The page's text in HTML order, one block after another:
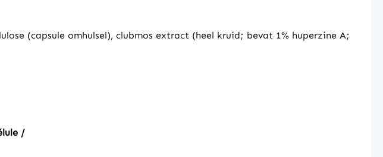
(capsule omhulsel), clubmos extract (heel kruid; bevat 1% huperzine A;
/